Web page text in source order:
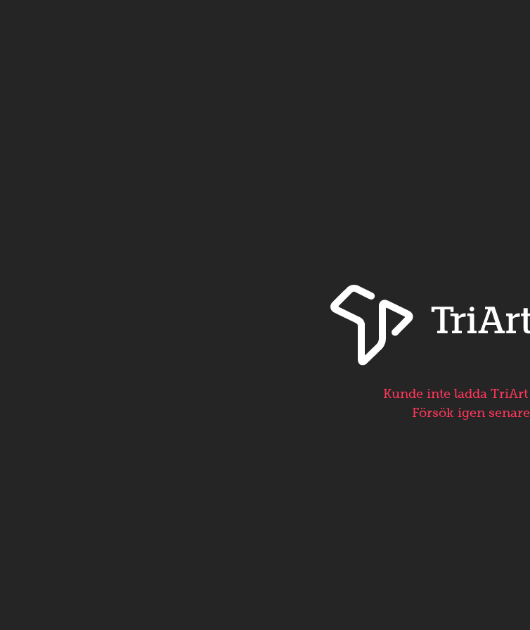
Kunde inte ladda
Försök igen